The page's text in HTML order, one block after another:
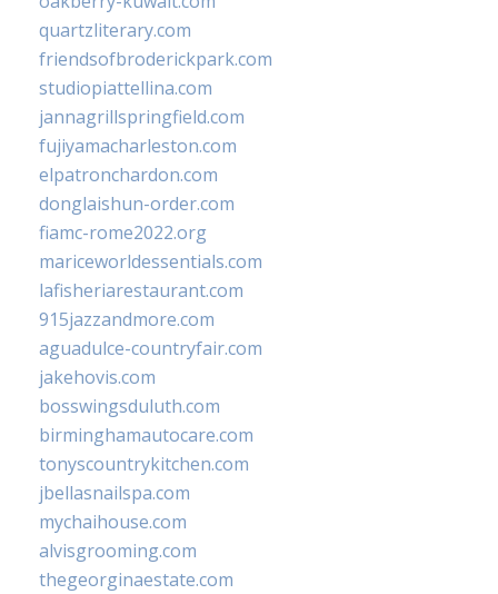
quartzliterary.com
friendsofbroderickpark.com
studiopiattellina.com
jannagrillspringfield.com
fujiyamacharleston.com
elpatronchardon.com
donglaishun-order.com
fiamc-rome2022.org
mariceworldessentials.com
lafisheriarestaurant.com
915jazzandmore.com
aguadulce-countryfair.com
jakehovis.com
bosswingsduluth.com
birminghamautocare.com
tonyscountrykitchen.com
jbellasnailspa.com
mychaihouse.com
alvisgrooming.com
thegeorginaestate.com